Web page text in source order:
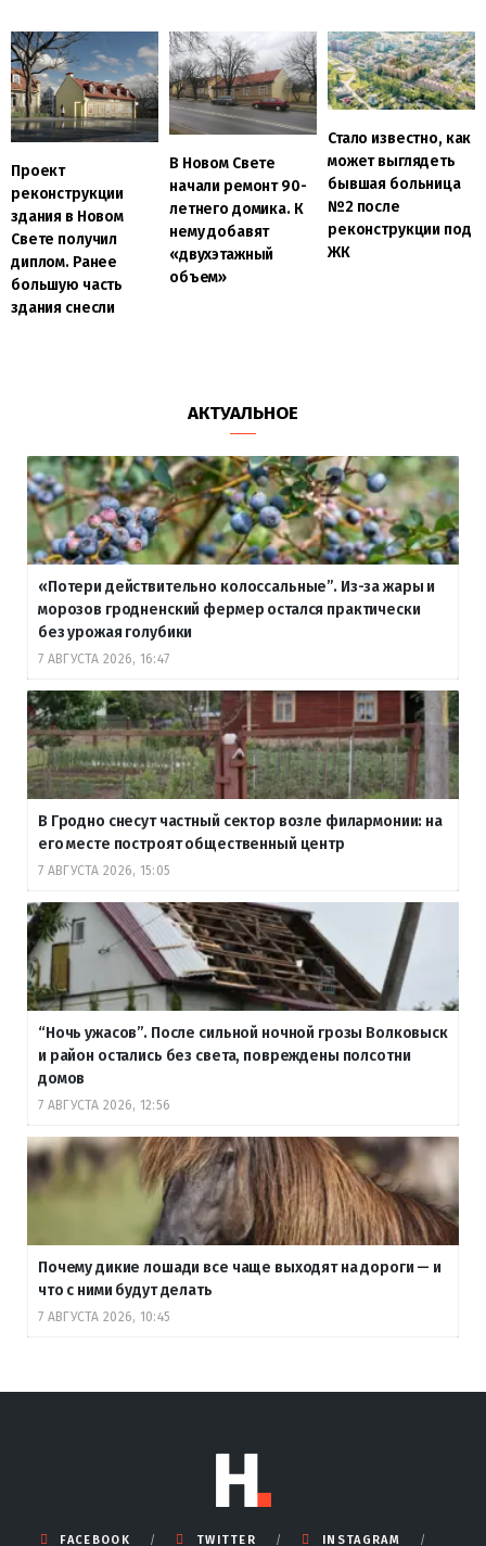
Проект
реконструкции
здания в Новом
Свете получил
диплом. Ранее
большую часть
здания снесли
В Новом Свете
начали ремонт 90-
летнего домика. К
нему добавят
«двухэтажный
объем»
Стало известно, как
может выглядеть
бывшая больница
№2 после
реконструкции под
ЖК
АКТУАЛЬНОЕ
«Потери действительно колоссальные”. Из-за жары и
морозов гродненский фермер остался практически
без урожая голубики
7 АВГУСТА 2026, 16:47
В Гродно снесут частный сектор возле филармонии: на
его месте построят общественный центр
7 АВГУСТА 2026, 15:05
“Ночь ужасов”. После сильной ночной грозы Волковыск
и район остались без света, повреждены полсотни
домов
7 АВГУСТА 2026, 12:56
Почему дикие лошади все чаще выходят на дороги — и
что с ними будут делать
7 АВГУСТА 2026, 10:45
FACEBOOK TWITTER INSTAGRAM